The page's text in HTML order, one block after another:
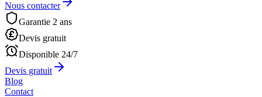
Nous contacter
Garantie 2 ans
Devis gratuit
Disponible 24/7
Devis gratuit
Blog
Contact